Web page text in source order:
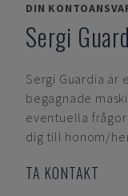
DIN
Sergi
Sergi Guardia är
begagnade
eventuella frågor
dig till honom/
TA KONTAKT